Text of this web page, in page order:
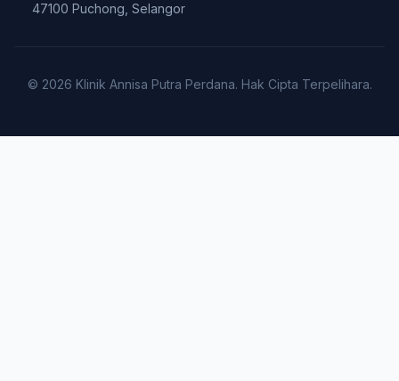
47100 Puchong, Selangor
© 2026 Klinik Annisa Putra Perdana. Hak Cipta Terpelihara.